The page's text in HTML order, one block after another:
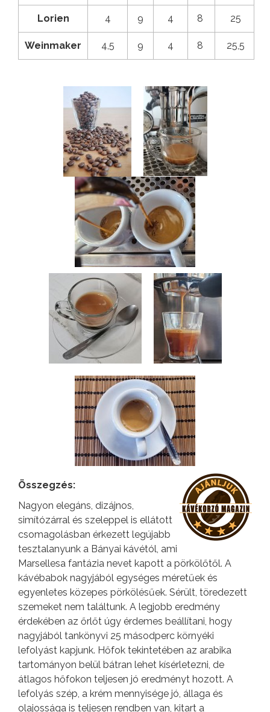
Lorien 4 9 4 8 25
Weinmaker 4,5 9 4 8 25,5
Összegzés:
Nagyon elegáns, dizájnos,
simítózárral és szeleppel is ellátott
csomagolásban érkezett legújabb
tesztalanyunk a Bányai kávétól, ami
Marsellesa fantázia nevet kapott a pörkölőtől. A
kávébabok nagyjából egységes méretűek és
egyenletes közepes pörkölésűek. Sérült, töredezett
szemeket nem találtunk. A legjobb eredmény
érdekében az őrlőt úgy érdemes beállítani, hogy
nagyjából tankönyvi 25 másodperc környéki
lefolyást kapjunk. Hőfok tekintetében az arabika
tartományon belül bátran lehet kísérletezni, de
átlagos hőfokon teljesen jó eredményt hozott. A
lefolyás szép, a krém mennyisége jó, állaga és
olajossága is teljesen rendben van, kitart a